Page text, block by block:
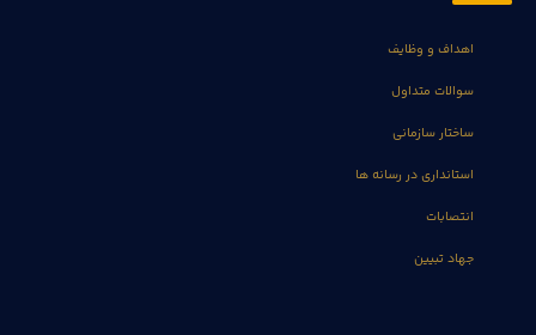
اهداف و وظایف
سوالات متداول
ساختار سازمانی
استانداری در رسانه ها
انتصابات
جهاد تبیین